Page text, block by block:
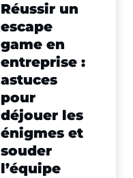
Réussir un
escape
game en
entreprise :
astuces
pour
déjouer les
énigmes et
souder
l’équipe